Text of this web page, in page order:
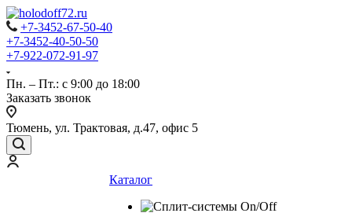
+7-3452-67-50-40
+7-3452-40-50-50
+7-922-072-91-97
Пн. – Пт.: с 9:00 до 18:00
Заказать звонок
Тюмень, ул. Трактовая, д.47, офис 5
Каталог